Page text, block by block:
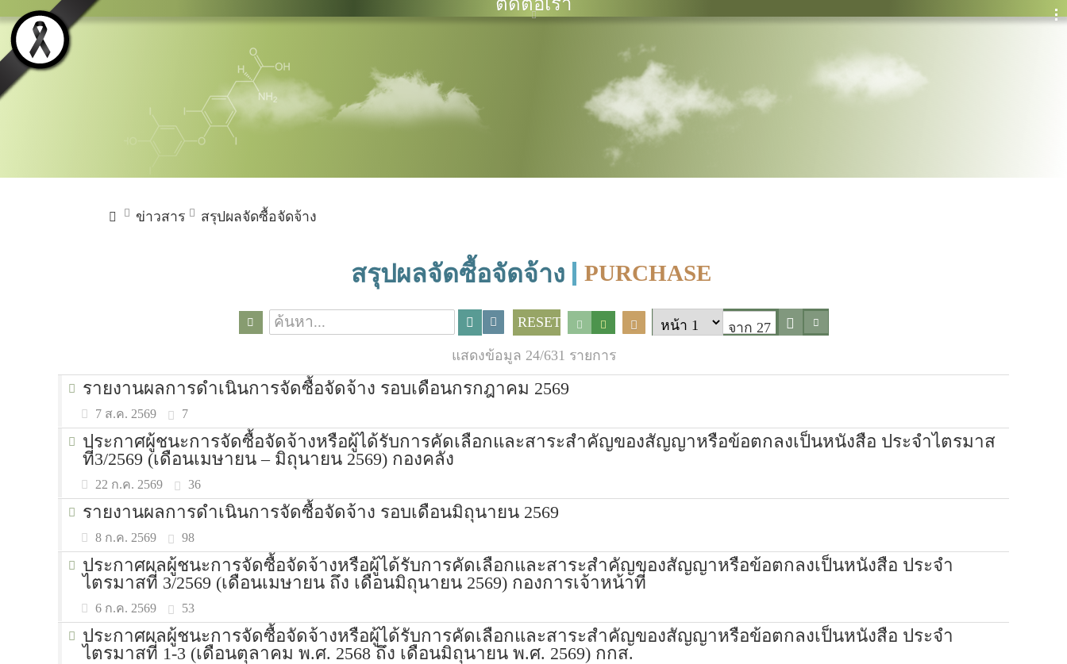
ข่าวสาร สรุปผลจัดซื้อจัดจ้าง
สรุปผลจัดซื้อจัดจ้าง PURCHASE
RESET
จาก 27
แสดงข้อมูล 24/631 รายการ
รายงานผลการดำเนินการจัดซื้อจัดจ้าง รอบเดือนกรกฎาคม 2569
7 ส.ค. 2569 7
ประกาศผู้ชนะการจัดซื้อจัดจ้างหรือผู้ได้รับการคัดเลือกและสาระสำคัญของสัญญาหรือข้อตกลงเป็นหนังสือ ประจำไตรมาส
ที่3/2569 (เดือนเมษายน – มิถุนายน 2569) กองคลัง
22 ก.ค. 2569 36
รายงานผลการดำเนินการจัดซื้อจัดจ้าง รอบเดือนมิถุนายน 2569
8 ก.ค. 2569 98
ประกาศผลผู้ชนะการจัดซื้อจัดจ้างหรือผู้ได้รับการคัดเลือกและสาระสำคัญของสัญญาหรือข้อตกลงเป็นหนังสือ ประจำ
ไตรมาสที่ 3/2569 (เดือนเมษายน ถึง เดือนมิถุนายน 2569) กองการเจ้าหน้าที่
6 ก.ค. 2569 53
ประกาศผลผู้ชนะการจัดซื้อจัดจ้างหรือผู้ได้รับการคัดเลือกและสาระสำคัญของสัญญาหรือข้อตกลงเป็นหนังสือ ประจำ
ไตรมาสที่ 1-3 (เดือนตุลาคม พ.ศ. 2568 ถึง เดือนมิถุนายน พ.ศ. 2569) กกส.